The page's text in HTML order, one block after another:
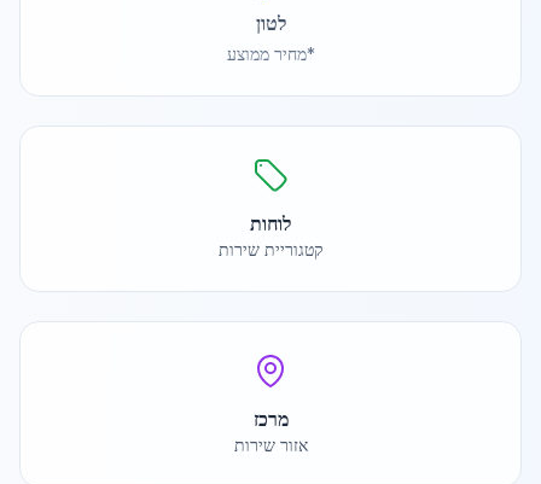
לטון
*מחיר ממוצע
לוחות
קטגוריית שירות
מרכז
אזור שירות